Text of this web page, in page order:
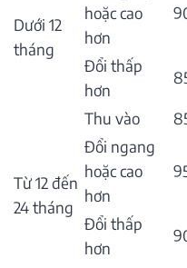
Dưới 12
tháng
hoặc cao
hơn
Đổi thấp
hơn
Từ 12 đến
24 tháng
Thu vào
Đổi ngang
hoặc cao
hơn
Đổi thấp
hơn